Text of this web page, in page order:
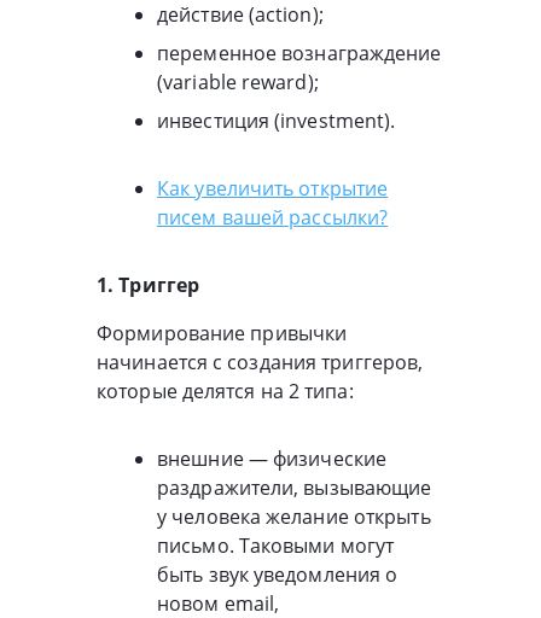
действие (action);
переменное вознаграждение
(variable reward);
инвестиция (investment).
Как увеличить открытие
писем вашей рассылки?
1. Триггер
Формирование привычки
начинается с создания триггеров,
которые делятся на 2 типа:
внешние — физические
раздражители, вызывающие
у человека желание открыть
письмо. Таковыми могут
быть звук уведомления о
новом email,